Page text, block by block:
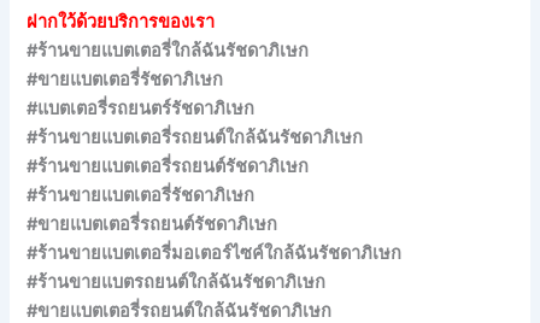
ฝากใว้ด้วยบริการของเรา
#ร้านขายแบตเตอรี่ใกล้ฉันรัชดาภิเษก
#ขายแบตเตอรี่รัชดาภิเษก
#แบตเตอรี่รถยนตร์รัชดาภิเษก
#ร้านขายแบตเตอรี่รถยนต์ใกล้ฉันรัชดาภิเษก
#ร้านขายแบตเตอรี่รถยนต์รัชดาภิเษก
#ร้านขายแบตเตอรี่รัชดาภิเษก
#ขายแบตเตอรี่รถยนต์รัชดาภิเษก
#ร้านขายแบตเตอรี่มอเตอร์ไซค์ใกล้ฉันรัชดาภิเษก
#ร้านขายแบตรถยนต์ใกล้ฉันรัชดาภิเษก
#ขายแบตเตอรี่รถยนต์ใกล้ฉันรัชดาภิเษก